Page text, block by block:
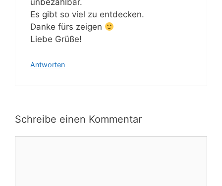
unbezahlbar.
Es gibt so viel zu entdecken.
Danke fürs zeigen
Liebe Grüße!
Antworten
Schreibe einen Kommentar